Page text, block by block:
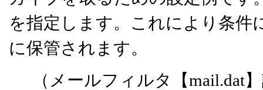
を指定します。これにより条件
に保管されます。
（メールフィルタ【mail.dat